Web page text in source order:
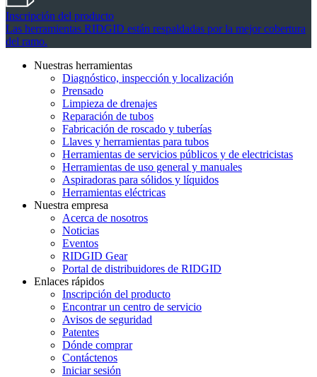
Inscripción del producto
Las herramientas RIDGID están respaldadas por la mejor cobertura
del ramo.
Nuestras herramientas
Diagnóstico, inspección y localización
Prensado
Limpieza de drenajes
Reparación de tubos
Fabricación de roscado y tuberías
Llaves y herramientas para tubos
Herramientas de servicios públicos y de electricistas
Herramientas de uso general y manuales
Aspiradoras para sólidos y líquidos
Herramientas eléctricas
Nuestra empresa
Acerca de nosotros
Noticias
Eventos
RIDGID Gear
Portal de distribuidores de RIDGID
Enlaces rápidos
Inscripción del producto
Encontrar un centro de servicio
Avisos de seguridad
Patentes
Dónde comprar
Contáctenos
Iniciar sesión